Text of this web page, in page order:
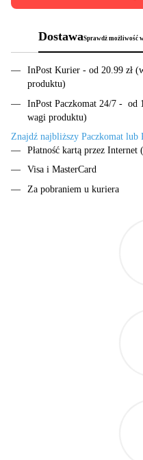
DostawaSprawdż możliwość
InPost Kurier - od 20.99 zł
produktu)
InPost Paczkomat 24/7 - od
wagi produktu)
Znajdź najbliższy Paczkomat lub
Płatność kartą przez
Visa i MasterCard
Za pobraniem u kuriera